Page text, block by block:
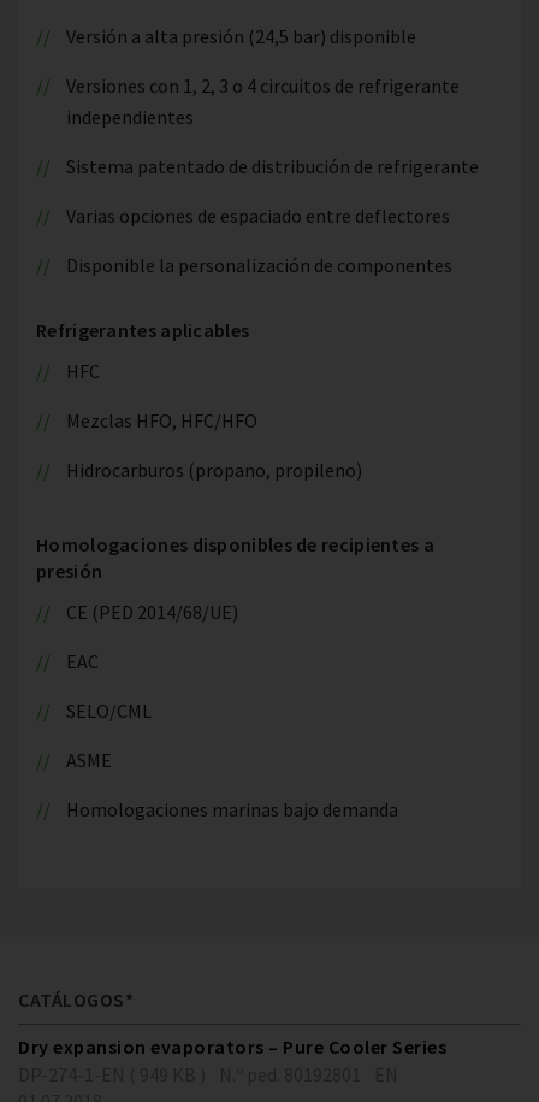
Versión a alta presión (24,5 bar) disponible
Versiones con 1, 2, 3 o 4 circuitos de refrigerante
independientes
Sistema patentado de distribución de refrigerante
Varias opciones de espaciado entre deflectores
Disponible la personalización de componentes
Refrigerantes aplicables
HFC
Mezclas HFO, HFC/HFO
Hidrocarburos (propano, propileno)
Homologaciones disponibles de recipientes a
presión
CE (PED 2014/68/UE)
EAC
SELO/CML
ASME
Homologaciones marinas bajo demanda
CATÁLOGOS*
Dry expansion evaporators – Pure Cooler Series